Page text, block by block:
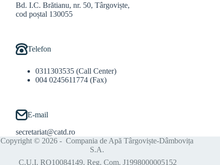
Bd. I.C. Brătianu, nr. 50, Târgoviște,
cod poștal 130055
Telefon
0311303535 (Call Center)
004 0245611774 (Fax)
E-mail
secretariat@catd.ro
Copyright © 2026 - Compania de Apă Târgoviște-Dâmbovița
S.A.
C.U.I. RO10084149, Reg. Com. J1998000005152